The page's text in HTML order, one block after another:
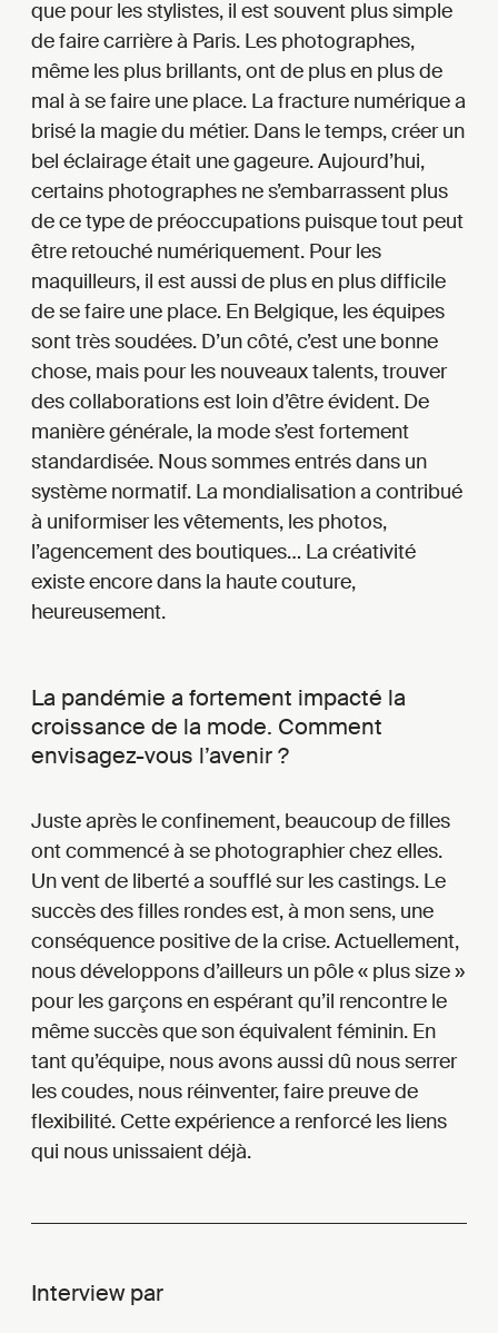
que pour les stylistes, il est souvent plus simple
de faire carrière à Paris. Les photographes,
même les plus brillants, ont de plus en plus de
mal à se faire une place. La fracture numérique a
brisé la magie du métier. Dans le temps, créer un
bel éclairage était une gageure. Aujourd’hui,
certains photographes ne s’embarrassent plus
de ce type de préoccupations puisque tout peut
être retouché numériquement. Pour les
maquilleurs, il est aussi de plus en plus difficile
de se faire une place. En Belgique, les équipes
sont très soudées. D’un côté, c’est une bonne
chose, mais pour les nouveaux talents, trouver
des collaborations est loin d’être évident. De
manière générale, la mode s’est fortement
standardisée. Nous sommes entrés dans un
système normatif. La mondialisation a contribué
à uniformiser les vêtements, les photos,
l’agencement des boutiques… La créativité
existe encore dans la haute couture,
heureusement.
La pandémie a fortement impacté la
croissance de la mode. Comment
envisagez-vous l’avenir ?
Juste après le confinement, beaucoup de filles
ont commencé à se photographier chez elles.
Un vent de liberté a soufflé sur les castings. Le
succès des filles rondes est, à mon sens, une
conséquence positive de la crise. Actuellement,
nous développons d’ailleurs un pôle « plus size »
pour les garçons en espérant qu’il rencontre le
même succès que son équivalent féminin. En
tant qu’équipe, nous avons aussi dû nous serrer
les coudes, nous réinventer, faire preuve de
flexibilité. Cette expérience a renforcé les liens
qui nous unissaient déjà.
Interview par